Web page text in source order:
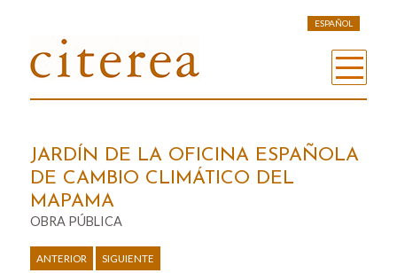
ESPAÑOL
JARDÍN DE LA OFICINA ESPAÑOLA
DE CAMBIO CLIMÁTICO DEL
MAPAMA
OBRA PÚBLICA
ANTERIOR SIGUIENTE